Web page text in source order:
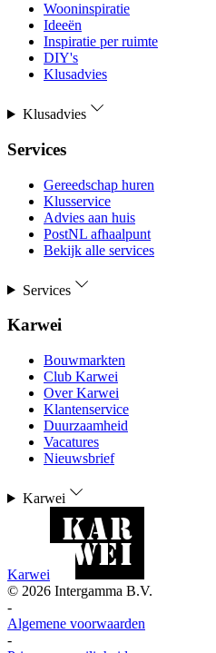
Wooninspiratie
Ideeën
Inspiratie per ruimte
DIY's
Klusadvies
Klusadvies
Services
Gereedschap huren
Klusservice
Advies aan huis
PostNL afhaalpunt
Bekijk alle services
Services
Karwei
Bouwmarkten
Club Karwei
Over Karwei
Klantenservice
Duurzaamheid
Vacatures
Nieuwsbrief
Karwei
Karwei
© 2026 Intergamma B.V.
-
Algemene voorwaarden
-